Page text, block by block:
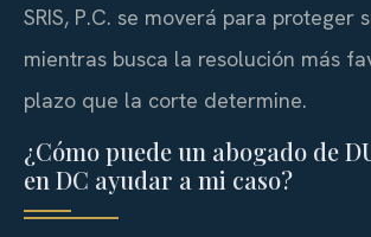
SRIS, P.C. se moverá para proteger
mientras busca la resolución más
plazo que la corte determine.
¿Cómo puede un abogado de
en DC ayudar a mi caso?